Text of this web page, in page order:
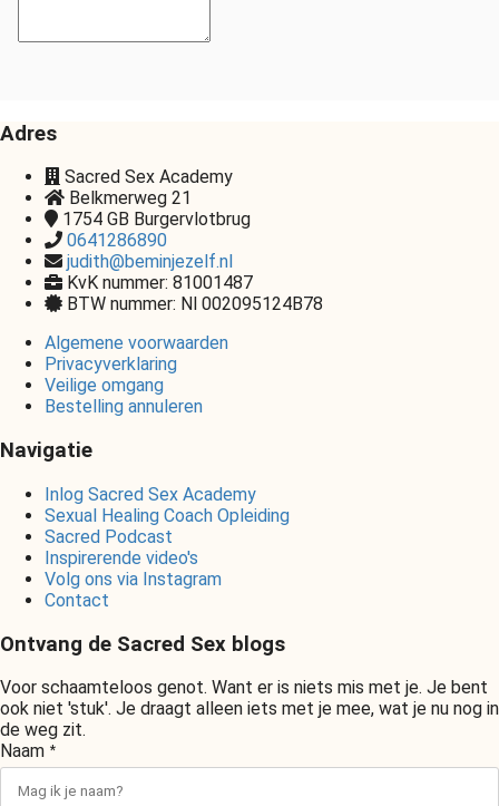
Adres
Sacred Sex Academy
Belkmerweg 21
1754 GB Burgervlotbrug
0641286890
judith@beminjezelf.nl
KvK nummer: 81001487
BTW nummer: Nl 002095124B78
Algemene voorwaarden
Privacyverklaring
Veilige omgang
Bestelling annuleren
Navigatie
Inlog Sacred Sex Academy
Sexual Healing Coach Opleiding
Sacred Podcast
Inspirerende video's
Volg ons via Instagram
Contact
Ontvang de Sacred Sex blogs
Voor schaamteloos genot. Want er is niets mis met je. Je bent
ook niet 'stuk'. Je draagt alleen iets met je mee, wat je nu nog in
de weg zit.
Naam *